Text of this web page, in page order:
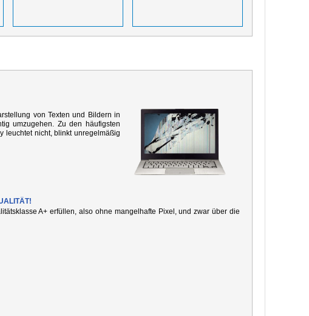
von Texten und Bildern in
umzugehen. Zu den häufigsten
leuchtet nicht, blinkt unregelmäßig
A+ erfüllen, also ohne mangelhafte Pixel, und zwar über die